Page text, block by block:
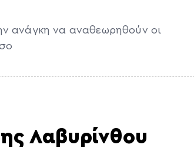
ανάγκη να αναθεωρηθούν οι
Λαβυρίνθου